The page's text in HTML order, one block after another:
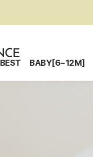
BEST BABY[6~12M]